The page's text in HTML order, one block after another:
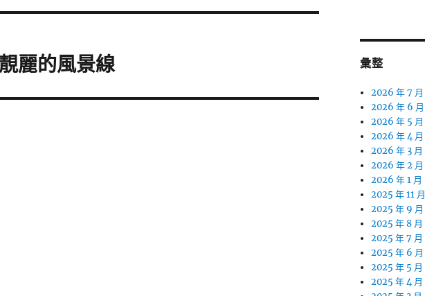
麗的風景線 彙整
2026 年 7 月
2026 年 6 月
2026 年 5 月
2026 年 4 月
2026 年 3 月
2026 年 2 月
2026 年 1 月
2025 年 11 月
2025 年 9 月
2025 年 8 月
2025 年 7 月
2025 年 6 月
2025 年 5 月
2025 年 4 月